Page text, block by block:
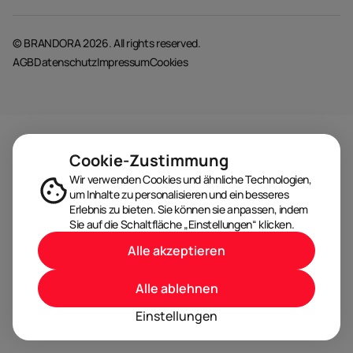
© BRANDORA 2026. All rights reserved.
AGBDatenschutzImpressumCookies
Cookie-Zustimmung
Wir verwenden Cookies und ähnliche Technologien,
um Inhalte zu personalisieren und ein besseres
Erlebnis zu bieten. Sie können sie anpassen, indem
Sie auf die Schaltfläche „Einstellungen“ klicken.
Einstellungen
Alle ablehnen
Alle akzeptieren